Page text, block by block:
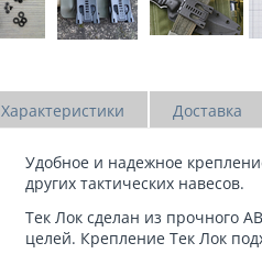
Характеристики Доставка
Удобное и надежное
других тактических навесов.
Тек Локсделан из прочного
целей. Крепление Тек Лок